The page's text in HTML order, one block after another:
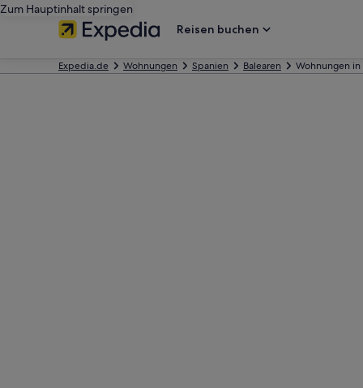
Zum Hauptinhalt springen
Reisen buchen
Expedia.de Wohnungen Spanien Balearen Wohnungen in